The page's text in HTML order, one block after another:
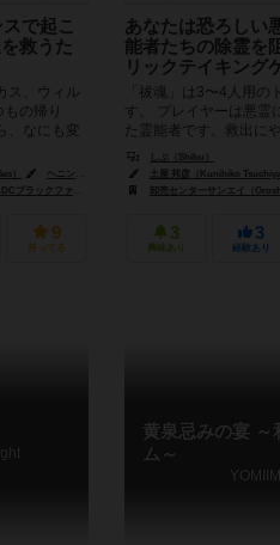
）
で起こ
救うた
ス、ウィル
の帰り
、なにも変
）
ヘニング・ルードビクセン（Henning Ludvigsen）
ラックファイア・エンターテイメント（ADC Blackfire Entertainment）
9
持ってる
あなたは恐ろしい
能者たちの除霊を
リックテイキング
「祓魂」は3〜4人用の
す。 プレイヤーは悪霊
た霊能者です。救出に
を返り討ちにしてやり
しぶ（Shibu）
土屋 邦彦（Kunihiko Tsuchiya
卸売センターサンエイ（
3
興味あり
3
経験あり
黄泉忌みの宴 ～
ム～